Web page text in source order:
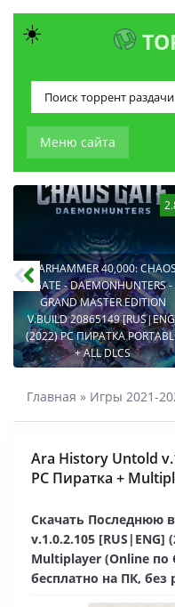
Меню сайта
WARHAMMER 40,000:
GATE - DAEMONHUNTERS -
GRAND MASTER EDITION
V.BUILD 20865149
(2022) PC ПИРАТКА
+ ALL DLCS
Главная » Игры 2021-
Ara History Untold
PC Пиратка +
Скачать Последнюю
v.1.0.2.105 [RUS|ENG]
Multiplayer (Online по
бесплатно на ПК, без
☀️